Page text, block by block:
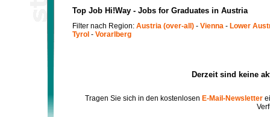
Top Job Hi!Way - Jobs for Graduates in Austria
Filter nach Region: Austria (over-all) - Vienna - Lower
Tyrol - Vorarlberg
Derzeit sind keine
Tragen Sie sich in den kostenlosen E-Mail-Newsletter